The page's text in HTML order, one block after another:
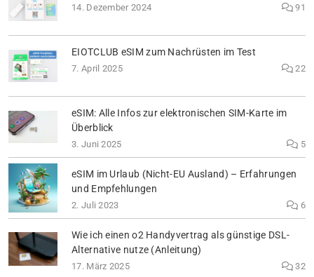
14. Dezember 2024 91
EIOTCLUB eSIM zum Nachrüsten im Test
7. April 2025 22
eSIM: Alle Infos zur elektronischen SIM-Karte im
Überblick
3. Juni 2025 5
eSIM im Urlaub (Nicht-EU Ausland) – Erfahrungen
und Empfehlungen
2. Juli 2023 6
Wie ich einen o2 Handyvertrag als günstige DSL-
Alternative nutze (Anleitung)
17. März 2025 32